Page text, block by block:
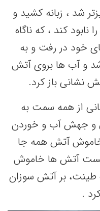
شد ، زبانه کشید و
نابود کند ، که ناگاه
خود در رفت و به
شد و آب ها بروی آتش
نشانی باز کرد.
از همه سمت به
و جهش آب و خوردن
خاموش آتش همه جا
آتش ها خاموش
بر آتش سوزان
.